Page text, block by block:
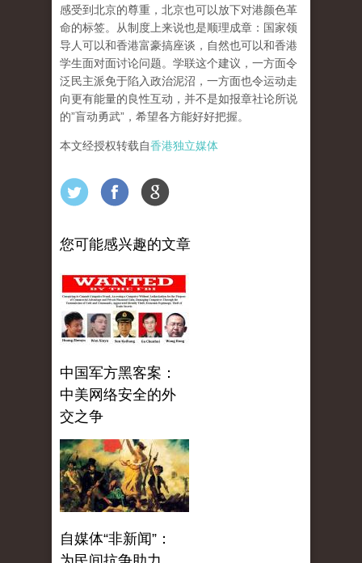
感受到北京的尊重，北京也可以放下对港颜色革
命的标签。从制度上来说也是顺理成章：国家领
导人可以和香港富豪搞座谈，自然也可以和香港
学生面对面讨论问题。学联这个建议，一方面令
泛民主派免于陷入政治泥沼，一方面也令运动走
向更有能量的良性互动，并不是如报章社论所说
的”盲动勇武”，希望各方能好好把握。
本文经授权转载自香港独立媒体
您可能感兴趣的文章
中国军方黑客案：
中美网络安全的外
交之争
自媒体“非新闻”：